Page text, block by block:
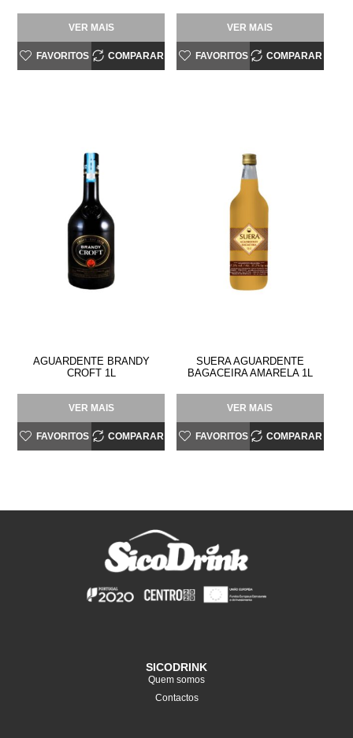
VER MAIS
FAVORITOS COMPARAR
VER MAIS
FAVORITOS COMPARAR
AGUARDENTE BRANDY
CROFT 1L
VER MAIS
FAVORITOS COMPARAR
SUERA AGUARDENTE
BAGACEIRA AMARELA 1L
VER MAIS
FAVORITOS COMPARAR
SICODRINK
Quem somos
Contactos